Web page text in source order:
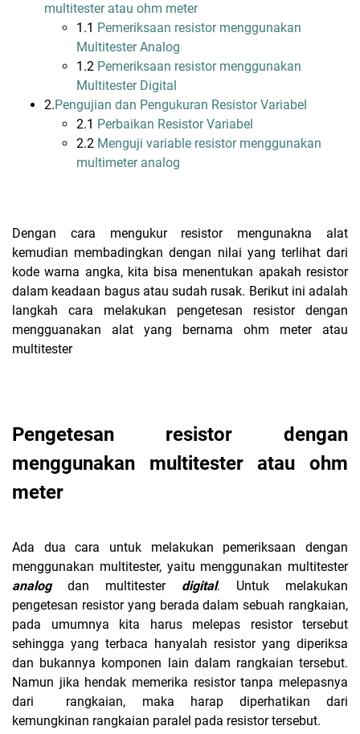
multitester atau ohm meter
1.1 Pemeriksaan resistor menggunakan
Multitester Analog
1.2 Pemeriksaan resistor menggunakan
Multitester Digital
2.Pengujian dan Pengukuran Resistor Variabel
2.1 Perbaikan Resistor Variabel
2.2 Menguji variable resistor menggunakan
multimeter analog
Dengan cara mengukur resistor mengunakna alat
kemudian membadingkan dengan nilai yang terlihat dari
kode warna angka, kita bisa menentukan apakah resistor
dalam keadaan bagus atau sudah rusak. Berikut ini adalah
langkah cara melakukan pengetesan resistor dengan
mengguanakan alat yang bernama ohm meter atau
multitester
Pengetesan resistor dengan
menggunakan multitester atau ohm
meter
Ada dua cara untuk melakukan pemeriksaan dengan
menggunakan multitester, yaitu menggunakan multitester
analogdan multitester digital. Untuk melakukan
pengetesan resistor yang berada dalam sebuah rangkaian,
pada umumnya kita harus melepas resistor tersebut
sehingga yang terbaca hanyalah resistor yang diperiksa
dan bukannya komponen lain dalam rangkaian tersebut.
Namun jika hendak memerika resistor tanpa melepasnya
dari rangkaian, maka harap diperhatikan dari
kemungkinan rangkaian paralel pada resistor tersebut.